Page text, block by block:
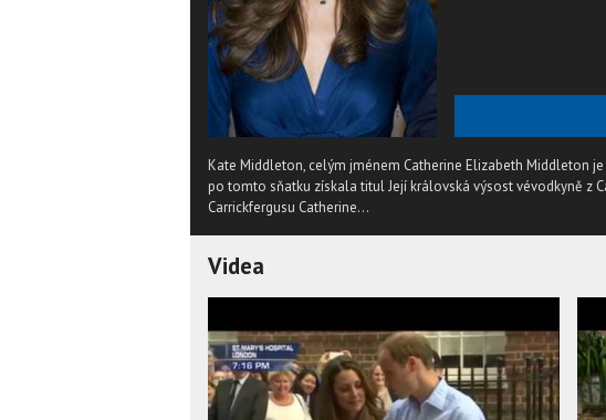
Kate Middleton, celým jménem Catherine Elizabeth Middleton
po tomto sňatku získala titul Její královská výsost vévodkyně z
Carrickfergusu Catherine...
Videa